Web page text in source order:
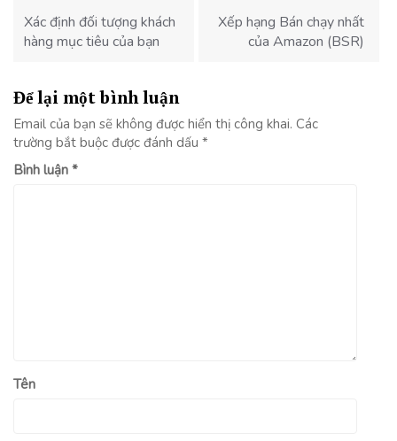
bài
viết
Xác định đối tượng khách
hàng mục tiêu của bạn
Xếp hạng Bán chạy nhất
của Amazon (BSR)
Để lại một bình luận
Email của bạn sẽ không được hiển thị công khai. Các
trường bắt buộc được đánh dấu *
Bình luận *
Tên